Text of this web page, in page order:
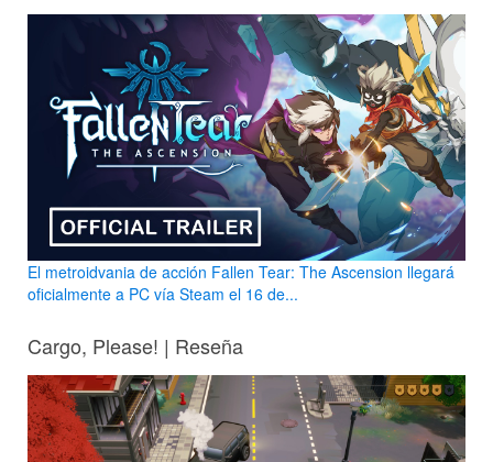
El metroidvania de acción Fallen Tear: The Ascension llegará
oficialmente a PC vía Steam el 16 de...
Cargo, Please! | Reseña